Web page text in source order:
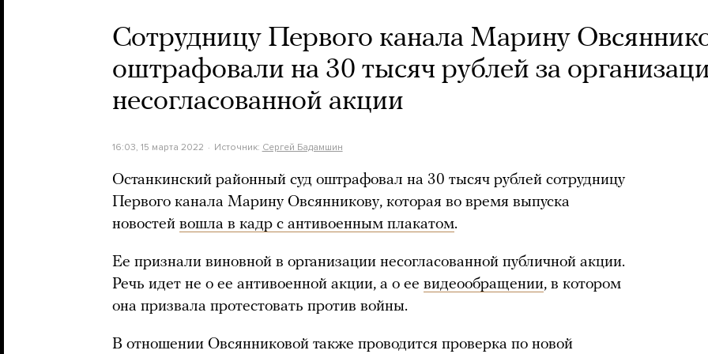
Сотрудницу Первого канала Марину
оштрафовали на 30 тысяч рублей за
несогласованной акции
16:03, 15 марта 2022 Источник: Сергей Бадамшин
Останкинский районный суд оштрафовал на 30 тысяч рублей сотрудницу
Первого канала Марину Овсянникову, которая во время выпуска
новостей вошла в кадр с антивоенным плакатом.
Ее признали виновной в организации несогласованной публичной акции.
Речь идет не о ее антивоенной акции, а о ее видеообращении, в котором
она призвала протестовать против войны.
В отношении Овсянниковой также проводится проверка по новой